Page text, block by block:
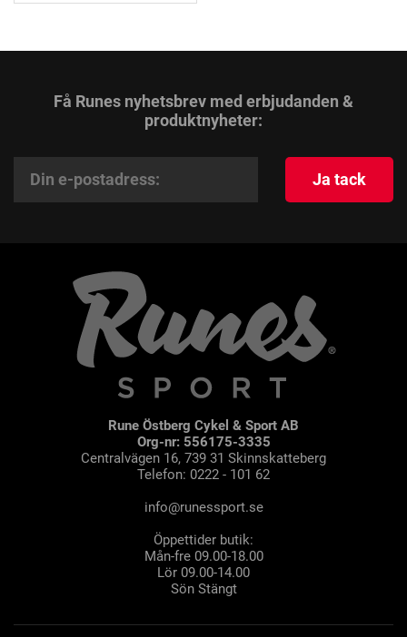
Få Runes nyhetsbrev med erbjudanden &
produktnyheter:
Ja tack
Rune Östberg Cykel & Sport AB
Org-nr: 556175-3335
Centralvägen 16, 739 31 Skinnskatteberg
Telefon: 0222 - 101 62
info@runessport.se
Öppettider butik:
Mån-fre 09.00-18.00
Lör 09.00-14.00
Sön Stängt